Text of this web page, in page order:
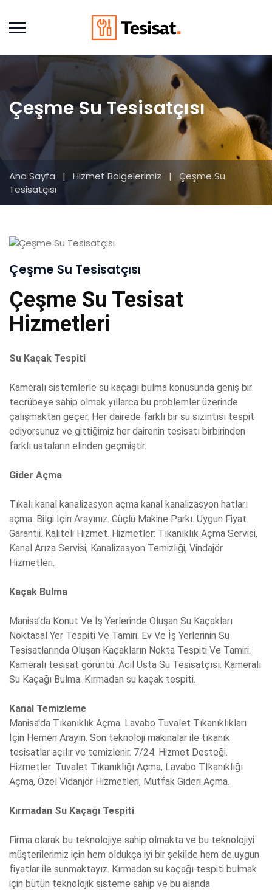
Çeşme Su Tesisatçısı
Ana Sayfa | Hizmet Bölgelerimiz |
Çeşme Su
Tesisatçısı
Çeşme Su Tesisatçısı
Çeşme Su Tesisat
Hizmetleri
Su Kaçak Tespiti
Kameralı sistemlerle su kaçağı bulma konusunda geniş bir
tecrübeye sahip olmak yıllarca bu problemler üzerinde
çalışmaktan geçer. Her dairede farklı bir su sızıntısı tespit
ediyorsunuz ve gittiğimiz her dairenin tesisatı birbirinden
farklı ustaların elinden geçmiştir.
Gider Açma
Tıkalı kanal kanalizasyon açma kanal kanalizasyon hatları
açma. Bilgi İçin Arayınız. Güçlü Makine Parkı. Uygun Fiyat
Garantii. Kaliteli Hizmet. Hizmetler: Tıkanıklık Açma Servisi,
Kanal Arıza Servisi, Kanalizasyon Temizliği, Vindajör
Hizmetleri.
Kaçak Bulma
Manisa'da Konut Ve İş Yerlerinde Oluşan Su Kaçakları
Noktasal Yer Tespiti Ve Tamiri. Ev Ve İş Yerlerinin Su
Tesisatlarında Oluşan Kaçakların Nokta Tespiti Ve Tamiri.
Kameralı tesisat görüntü. Acil Usta Su Tesisatçısı. Kameralı
Su Kaçağı Bulma. Kırmadan su kaçak tespiti.
Kanal Temizleme
Manisa'da Tıkanıklık Açma. Lavabo Tuvalet Tıkanıklıkları
İçin Hemen Arayın. Son teknoloji makinalar ile tıkanık
tesisatlar açılır ve temizlenir. 7/24. Hizmet Desteği.
Hizmetler: Tuvalet Tıkanıklığı Açma, Lavabo TIkanıklığı
Açma, Özel Vidanjör Hizmetleri, Mutfak Gideri Açma.
Kırmadan Su Kaçağı Tespiti
Firma olarak bu teknolojiye sahip olmakta ve bu teknolojiyi
müşterilerimiz için hem oldukça iyi bir şekilde hem de uygun
fiyatlar ile sunmaktayız. Kırmadan su kaçağı tespiti bulmak
için bütün teknolojik sisteme sahip ve bu alanda